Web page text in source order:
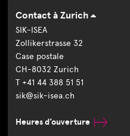
Contact à Zurich
SIK-ISEA
Zollikerstrasse 32
Case postale
CH-8032 Zurich
T +41 44 388 51 51
sik@sik-isea.ch
Heures d’ouverture